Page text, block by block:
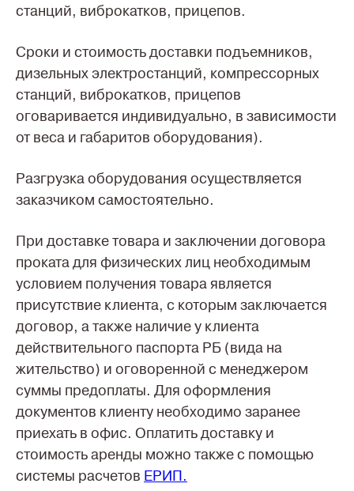
станций, виброкатков, прицепов.
Сроки и стоимость доставки подъемников,
дизельных электростанций, компрессорных
станций, виброкатков, прицепов
оговаривается индивидуально, в зависимости
от веса и габаритов оборудования).
Разгрузка оборудования осуществляется
заказчиком самостоятельно.
При доставке товара и заключении договора
проката для физических лиц необходимым
условием получения товара является
присутствие клиента, с которым заключается
договор, а также наличие у клиента
действительного паспорта РБ (вида на
жительство) и оговоренной с менеджером
суммы предоплаты. Для оформления
документов клиенту необходимо заранее
приехать в офис. Оплатить доставку и
стоимость аренды можно также с помощью
системы расчетов ЕРИП.